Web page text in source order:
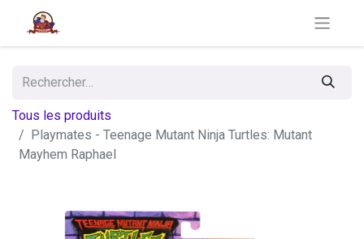
Tous les produits
Playmates - Teenage Mutant Ninja Turtles: Mutant
Mayhem Raphael